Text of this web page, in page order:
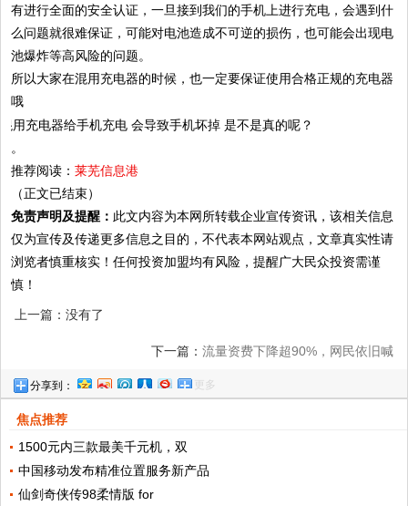
有进行全面的安全认证，一旦接到我们的手机上进行充电，会遇到什
么问题就很难保证，可能对电池造成不可逆的损伤，也可能会出现电
池爆炸等高风险的问题。
所以大家在混用充电器的时候，也一定要保证使用合格正规的充电器
哦
。
推荐阅读：莱芜信息港
（正文已结束）
免责声明及提醒： 此文内容为本网所转载企业宣传资讯，该相关信息
仅为宣传及传递更多信息之目的，不代表本网站观点，文章真实性请
浏览者慎重核实！任何投资加盟均有风险，提醒广大民众投资需谨
慎！
上一篇：没有了
下一篇： 流量资费下降超90%，网民依旧喊
贵，运营商的套路你都知道哪些？
分享到： 更多
焦点推荐
1500元内三款最美千元机，双
中国移动发布精准位置服务新产品
仙剑奇侠传98柔情版 for